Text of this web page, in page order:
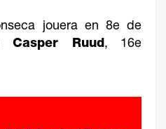
jouera en 8e de
Casper Ruud, 16e